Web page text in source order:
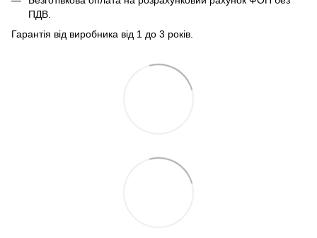
ПДВ.
Гарантія від виробника від 1 до 3 років.